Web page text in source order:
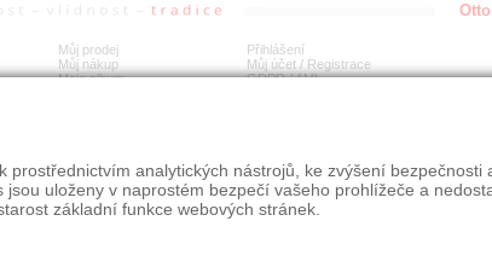
Můj prodej
Můj nákup
Moje album
Přihlášení
Můj účet / Registrace
GDPR/AML
analytických nástrojů, ke zvýšení
uloženy v naprostém bezpečí vašeho prohlížeče a
základní funkce webových stránek.